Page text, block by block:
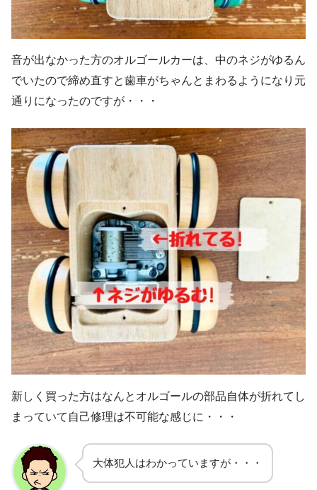
音が出なかった方のオルゴールカーは、中のネジがゆるん
でいたので締め直すと歯車がちゃんとまわるようになり元
通りになったのですが・・・
新しく買った方はなんとオルゴールの部品自体が折れてし
まっていて自己修理は不可能な感じに・・・
大体犯人はわかっていますが・・・